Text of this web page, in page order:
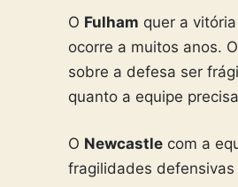
O Fulham quer a
ocorre a muitos anos.
sobre a defesa ser
quanto a equipe
O Newcastle com a
fragilidades